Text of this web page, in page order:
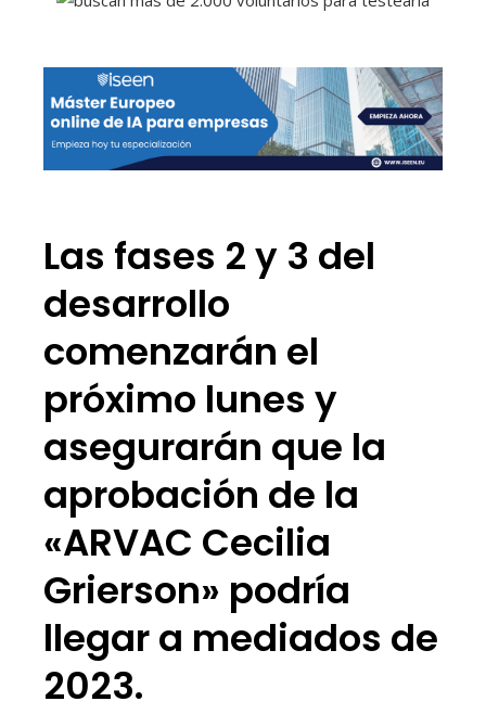
Las fases 2 y 3 del
desarrollo
comenzarán el
próximo lunes y
asegurarán que la
aprobación de la
«ARVAC Cecilia
Grierson» podría
llegar a mediados de
2023.